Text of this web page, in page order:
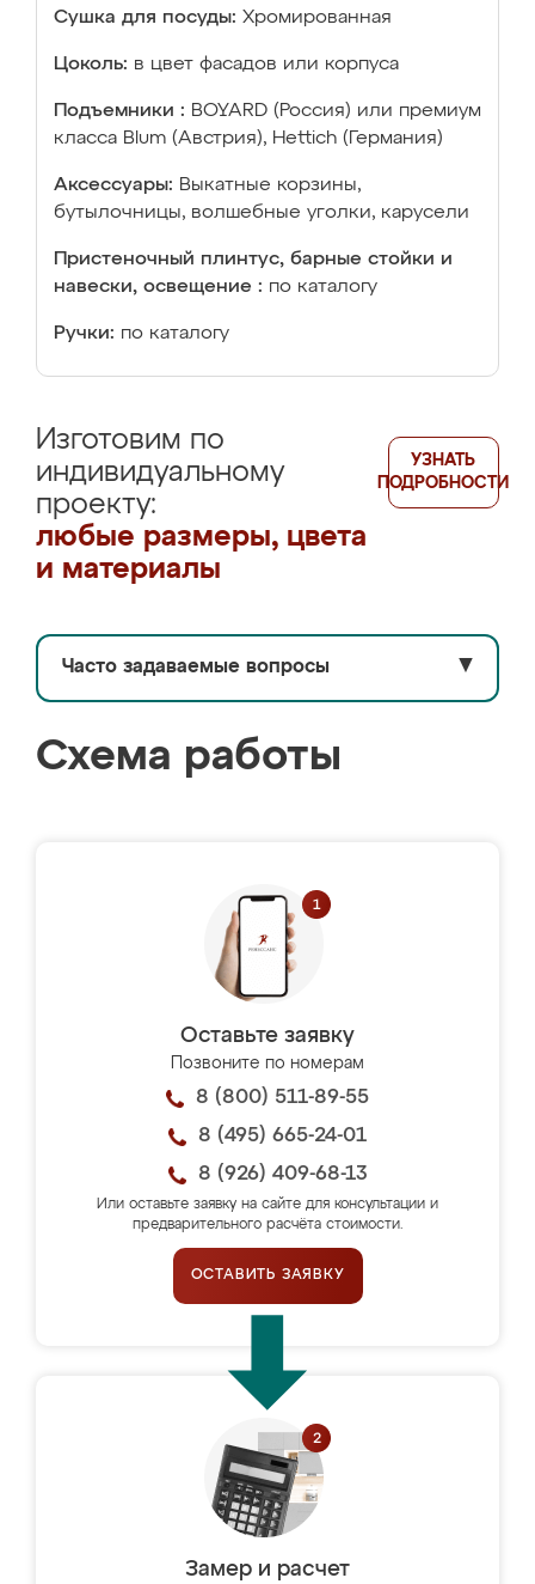
Сушка для посуды: Хромированная
Цоколь: в цвет фасадов или корпуса
Подъемники : BOYARD (Россия) или премиум
класса Blum (Австрия), Hettich (Германия)
Аксессуары: Выкатные корзины,
бутылочницы, волшебные уголки, карусели
Пристеночный плинтус, барные стойки и
навески, освещение : по каталогу
Ручки: по каталогу
Изготовим по
индивидуальному
проекту:
любые размеры, цвета
и материалы
УЗНАТЬ
ПОДРОБНОСТИ
Часто задаваемые вопросы ▼
Схема работы
Оставьте заявку
Позвоните по номерам
8 (800) 511-89-55
8 (495) 665-24-01
8 (926) 409-68-13
Или оставьте заявку на сайте для консультации и
предварительного расчёта стоимости.
ОСТАВИТЬ ЗАЯВКУ
Замер и расчет